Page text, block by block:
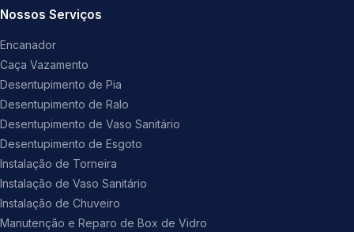
Nossos Serviços
Encanador
Caça Vazamento
Desentupimento de Pia
Desentupimento de Ralo
Desentupimento de Vaso Sanitário
Desentupimento de Esgoto
Instalação de Torneira
Instalação de Vaso Sanitário
Instalação de Chuveiro
Manutenção e Reparo de Box de Vidro